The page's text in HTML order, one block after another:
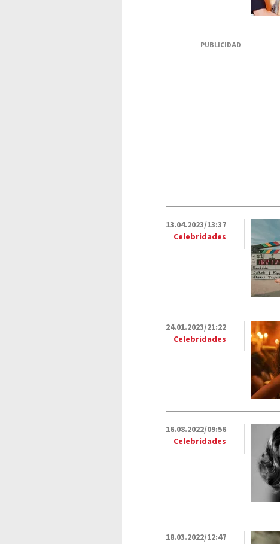
PUBLICIDAD
13.04.2023/13:37
Celebridades
24.01.2023/21:22
Celebridades
16.08.2022/09:56
Celebridades
18.03.2022/12:47